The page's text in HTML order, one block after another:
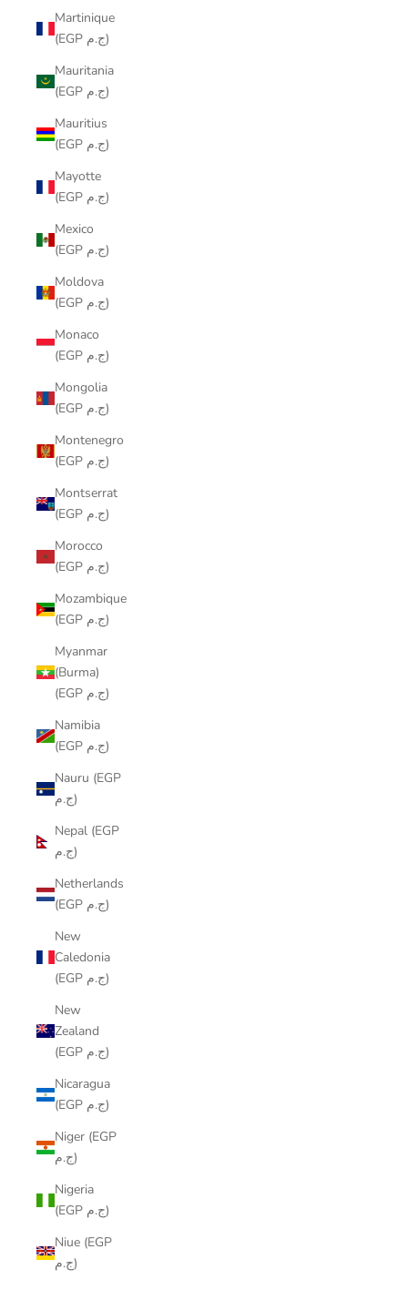
Martinique
(EGP ج.م)
Mauritania
(EGP ج.م)
Mauritius
(EGP ج.م)
Mayotte
(EGP ج.م)
Mexico
(EGP ج.م)
Moldova
(EGP ج.م)
Monaco
(EGP ج.م)
Mongolia
(EGP ج.م)
Montenegro
(EGP ج.م)
Montserrat
(EGP ج.م)
Morocco
(EGP ج.م)
Mozambique
(EGP ج.م)
Myanmar
(Burma)
(EGP ج.م)
Namibia
(EGP ج.م)
Nauru (EGP
ج.م)
Nepal (EGP
ج.م)
Netherlands
(EGP ج.م)
New
Caledonia
(EGP ج.م)
New
Zealand
(EGP ج.م)
Nicaragua
(EGP ج.م)
Niger (EGP
ج.م)
Nigeria
(EGP ج.م)
Niue (EGP
ج.م)